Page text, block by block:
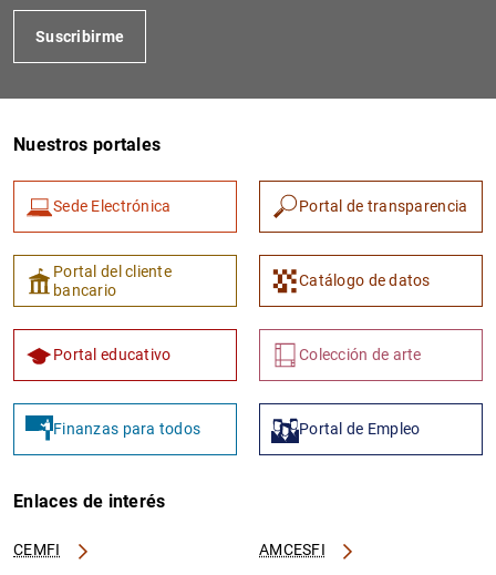
1 2
Suscribirme
Nuestros portales
Sede Electrónica Portal de transparencia
Portal del cliente
bancario
Catálogo de datos
Portal educativo Colección de arte
Finanzas para todos Portal de Empleo
Enlaces de interés
CEMFI AMCESFI